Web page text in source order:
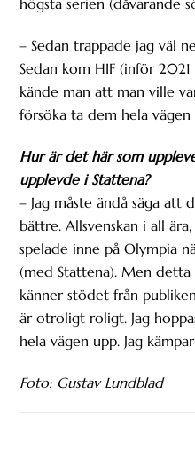
högsta serien (dåvarande
– Sedan trappade jag väl
Sedan kom HIF (inför
kände man att man ville
försöka ta dem hela vägen
Hur är det här som
upplevde i Stattena?
– Jag måste ändå säga
bättre. Allsvenskan i all
spelade inne på Olympia
(med Stattena). Men detta
känner stödet från
är otroligt roligt. Jag
hela vägen upp. Jag
Foto: Gustav Lundblad